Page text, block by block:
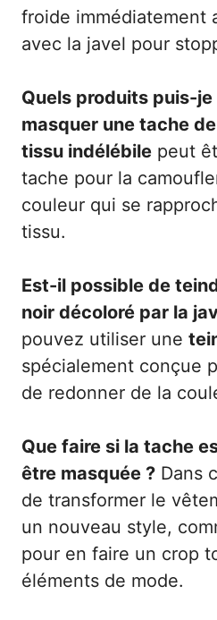
froide immédiatement
avec la javel pour
Quels produits puis-
masquer une tache
tissu indélébile peut
tache pour la
couleur qui se
tissu.
Est-il possible de
noir décoloré par la
pouvez utiliser une
spécialement conçue
de redonner de la
Que faire si la tache
être masquée ? Dans
de transformer le
un nouveau style,
pour en faire un crop
éléments de mode.